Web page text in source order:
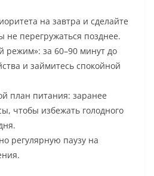
на завтра и сделайте
не перегружаться позднее.
режим»: за 60–90 минут до
и займитесь спокойной
план питания: заранее
чтобы избежать голодного
регулярную паузу на